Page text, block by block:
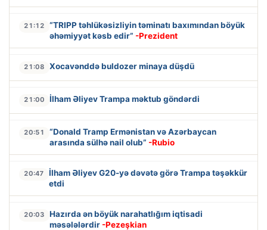
21:12
“TRIPP təhlükəsizliyin təminatı baxımından böyük
əhəmiyyət kəsb edir” -Prezident
21:08 Xocavənddə buldozer minaya düşdü
21:00 İlham Əliyev Trampa məktub göndərdi
20:51
“Donald Tramp Ermənistan və Azərbaycan
arasında sülhə nail olub” -Rubio
20:47
İlham Əliyev G20-yə dəvətə görə Trampa təşəkkür
etdi
20:03
Hazırda ən böyük narahatlığım iqtisadi
məsələlərdir -Pezeşkian